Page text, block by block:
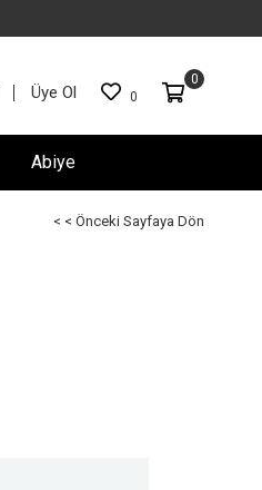
0
0
Üye Ol
Abiye
< < Önceki Sayfaya Dön